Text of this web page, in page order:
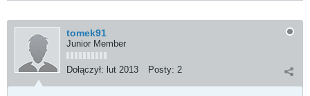
tomek91
Junior Member
Dołączył: lut 2013 Posty: 2